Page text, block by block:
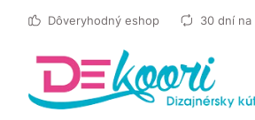
Dôveryhodný eshop 30 dní na